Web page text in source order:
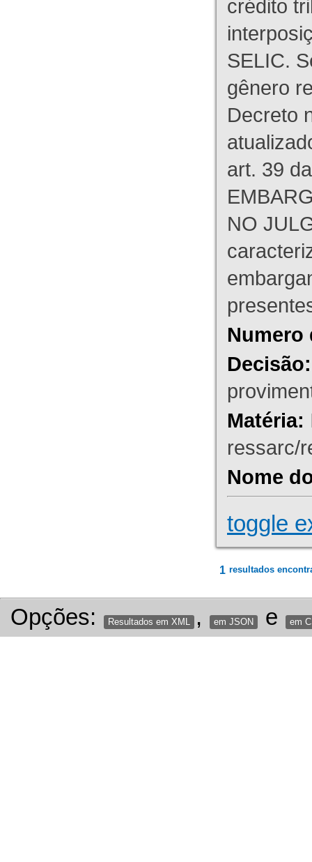
crédito
SELIC.
gênero
Decreto
art. 39
NO
Numero
Decisão:
Matéria:
ressarc/
Nome
toggle
1 resultados
Opções: Resultados em XML , em JSON e em